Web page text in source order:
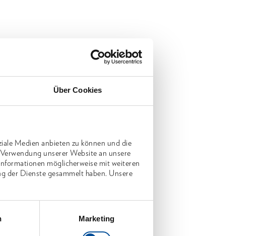
Über Cookies
Medien anbieten zu können und die
unserer Website an unsere
möglicherweise mit weiteren
der Dienste gesammelt haben. Unsere
Marketing